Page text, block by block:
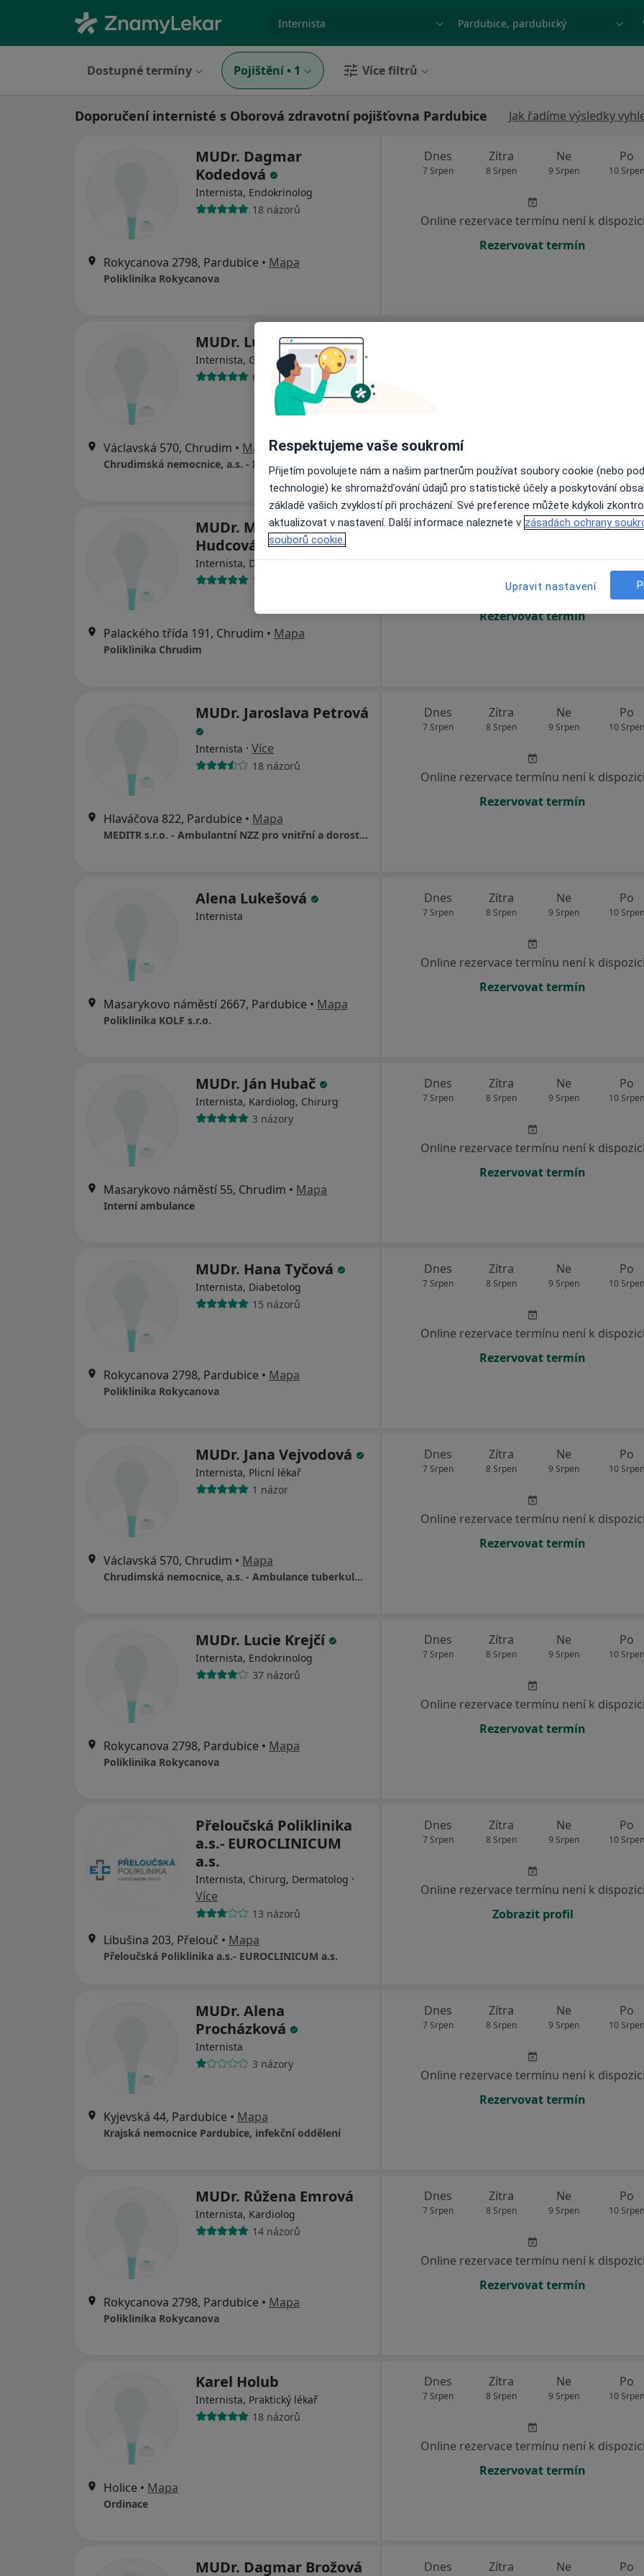
Dostupné termíny Pojištění • 1 Více filtrů
Doporučení internisté s Oborová zdravotní pojišťovna Pardubice Jak řadíme výsledky
MUDr. Dagmar
Kodedová
Internista, Endokrinolog
18 názorů
Rokycanova 2798, Pardubice • Mapa
Poliklinika Rokycanova
Dnes
7 Srpen
Zítra
8 Srpen
Ne
9 Srpen
Po
10 Srpen
Online rezervace termínu není k dispozici
Rezervovat termín
MUDr. Ludmila Paulů
Internista, Gastroenterolog
6 názorů
Václavská 570, Chrudim • Mapa
Chrudimská nemocnice, a.s. - Interní oddělení
MUDr. Miroslava
Hudcová
Internista, Diabetolog
1 názor
Palackého třída 191, Chrudim • Mapa
Poliklinika Chrudim
Dnes Zítra Ne Po
Online rezervace termínu není k dispozici
Rezervovat termín
MUDr. Jaroslava Petrová
Internista · Více
18 názorů
Hlaváčova 822, Pardubice • Mapa
MEDITR s.r.o. - Ambulantní NZZ pro vnitřní a dorostové lékařství - od 01.10.2017
Dnes
7 Srpen
Zítra
8 Srpen
Ne
9 Srpen
Po
10 Srpen
Online rezervace termínu není k dispozici
Rezervovat termín
Alena Lukešová
Internista
Masarykovo náměstí 2667, Pardubice • Mapa
Poliklinika KOLF s.r.o.
Dnes
7 Srpen
Zítra
8 Srpen
Ne
9 Srpen
Po
10 Srpen
Online rezervace termínu není k dispozici
Rezervovat termín
MUDr. Ján Hubač
Internista, Kardiolog, Chirurg
3 názory
Masarykovo náměstí 55, Chrudim • Mapa
Interní ambulance
Dnes
7 Srpen
Zítra
8 Srpen
Ne
9 Srpen
Po
10 Srpen
Online rezervace termínu není k dispozici
Rezervovat termín
MUDr. Hana Tyčová
Internista, Diabetolog
15 názorů
Rokycanova 2798, Pardubice • Mapa
Poliklinika Rokycanova
Dnes
7 Srpen
Zítra
8 Srpen
Ne
9 Srpen
Po
10 Srpen
Online rezervace termínu není k dispozici
Rezervovat termín
MUDr. Jana Vejvodová
Internista, Plicní lékař
1 názor
Václavská 570, Chrudim • Mapa
Chrudimská nemocnice, a.s. - Ambulance tuberkulózy a respiračních nemocí
Dnes
7 Srpen
Zítra
8 Srpen
Ne
9 Srpen
Po
10 Srpen
Online rezervace termínu není k dispozici
Rezervovat termín
MUDr. Lucie Krejčí
Internista, Endokrinolog
37 názorů
Rokycanova 2798, Pardubice • Mapa
Poliklinika Rokycanova
Dnes
7 Srpen
Zítra
8 Srpen
Ne
9 Srpen
Po
10 Srpen
Online rezervace termínu není k dispozici
Rezervovat termín
Přeloučská Poliklinika
a.s.- EUROCLINICUM
a.s.
Internista, Chirurg, Dermatolog ·
Více
13 názorů
Libušina 203, Přelouč • Mapa
Přeloučská Poliklinika a.s.- EUROCLINICUM a.s.
Dnes
7 Srpen
Zítra
8 Srpen
Ne
9 Srpen
Po
10 Srpen
Online rezervace termínu není k dispozici
Zobrazit profil
MUDr. Alena
Procházková
Internista
3 názory
Kyjevská 44, Pardubice • Mapa
Krajská nemocnice Pardubice, infekční oddělení
Dnes
7 Srpen
Zítra
8 Srpen
Ne
9 Srpen
Po
10 Srpen
Online rezervace termínu není k dispozici
Rezervovat termín
MUDr. Růžena Emrová
Internista, Kardiolog
14 názorů
Rokycanova 2798, Pardubice • Mapa
Poliklinika Rokycanova
Dnes
7 Srpen
Zítra
8 Srpen
Ne
9 Srpen
Po
10 Srpen
Online rezervace termínu není k dispozici
Rezervovat termín
Karel Holub
Internista, Praktický lékař
18 názorů
Holice • Mapa
Ordinace
Dnes
7 Srpen
Zítra
8 Srpen
Ne
9 Srpen
Po
10 Srpen
Online rezervace termínu není k dispozici
Rezervovat termín
MUDr. Dagmar Brožová Dnes Zítra Ne Po
Respektujeme vaše soukromí
Přijetím povolujete nám a našim partnerům používat soubory cookie (nebo
technologie) ke shromažďování údajů pro statistické účely a poskytování
základě vašich zvyklostí při procházení. Své preference můžete kdykoli
aktualizovat v nastavení. Další informace naleznete v zásadách ochrany
souborů cookie.
Upravit nastavení